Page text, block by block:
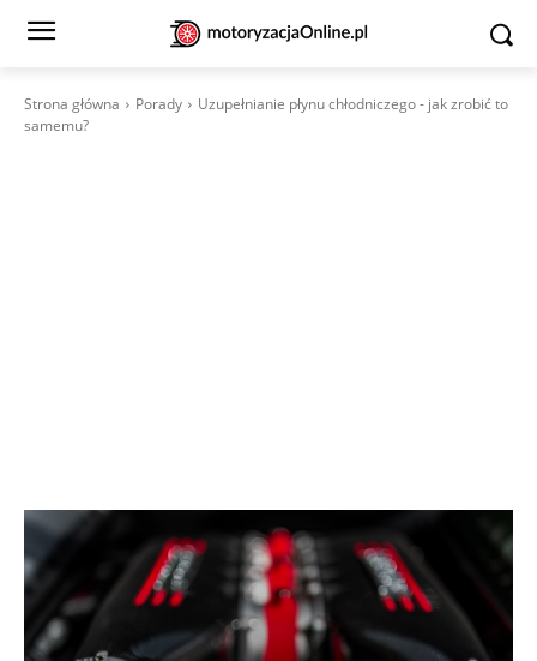
Strona główna Porady
Uzupełnianie płynu chłodniczego - jak zrobić to
samemu?